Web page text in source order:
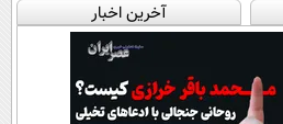
آخرین اخبار